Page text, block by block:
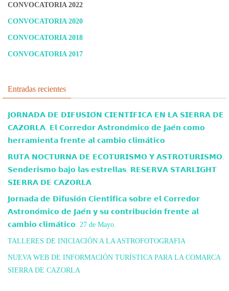
CONVOCATORIA 2022
CONVOCATORIA 2020
CONVOCATORIA 2018
CONVOCATORIA 2017
Entradas recientes
𝗝𝗢𝗥𝗡𝗔𝗗𝗔 𝗗𝗘 𝗗𝗜𝗙𝗨𝗦𝗜𝗢́𝗡 𝗖𝗜𝗘𝗡𝗧𝗜́𝗙𝗜𝗖𝗔 𝗘𝗡 𝗟𝗔 𝗦𝗜𝗘𝗥𝗥𝗔 𝗗𝗘
𝗖𝗔𝗭𝗢𝗥𝗟𝗔. 𝗘𝗹 𝗖𝗼𝗿𝗿𝗲𝗱𝗼𝗿 𝗔𝘀𝘁𝗿𝗼𝗻𝗼́𝗺𝗶𝗰𝗼 𝗱𝗲 𝗝𝗮𝗲́𝗻 𝗰𝗼𝗺𝗼
𝗵𝗲𝗿𝗿𝗮𝗺𝗶𝗲𝗻𝘁𝗮 𝗳𝗿𝗲𝗻𝘁𝗲 𝗮𝗹 𝗰𝗮𝗺𝗯𝗶𝗼 𝗰𝗹𝗶𝗺𝗮́𝘁𝗶𝗰𝗼
𝗥𝗨𝗧𝗔 𝗡𝗢𝗖𝗧𝗨𝗥𝗡𝗔 𝗗𝗘 𝗘𝗖𝗢𝗧𝗨𝗥𝗜𝗦𝗠𝗢 𝗬 𝗔𝗦𝗧𝗥𝗢𝗧𝗨𝗥𝗜𝗦𝗠𝗢.
𝗦𝗲𝗻𝗱𝗲𝗿𝗶𝘀𝗺𝗼 𝗯𝗮𝗷𝗼 𝗹𝗮𝘀 𝗲𝘀𝘁𝗿𝗲𝗹𝗹𝗮𝘀. 𝗥𝗘𝗦𝗘𝗥𝗩𝗔 𝗦𝗧𝗔𝗥𝗟𝗜𝗚𝗛𝗧
𝗦𝗜𝗘𝗥𝗥𝗔 𝗗𝗘 𝗖𝗔𝗭𝗢𝗥𝗟𝗔
𝗝𝗼𝗿𝗻𝗮𝗱𝗮 𝗱𝗲 𝗗𝗶𝗳𝘂𝘀𝗶𝗼́𝗻 𝗖𝗶𝗲𝗻𝘁𝗶́𝗳𝗶𝗰𝗮 𝘀𝗼𝗯𝗿𝗲 𝗲𝗹 𝗖𝗼𝗿𝗿𝗲𝗱𝗼𝗿
𝗔𝘀𝘁𝗿𝗼𝗻𝗼́𝗺𝗶𝗰𝗼 𝗱𝗲 𝗝𝗮𝗲́𝗻 𝘆 𝘀𝘂 𝗰𝗼𝗻𝘁𝗿𝗶𝗯𝘂𝗰𝗶𝗼́𝗻 𝗳𝗿𝗲𝗻𝘁𝗲 𝗮𝗹
𝗰𝗮𝗺𝗯𝗶𝗼 𝗰𝗹𝗶𝗺𝗮́𝘁𝗶𝗰𝗼. 27 de Mayo.
TALLERES DE INICIACIÓN A LA ASTROFOTOGRAFIA
NUEVA WEB DE INFORMACIÓN TURÍSTICA PARA LA COMARCA
SIERRA DE CAZORLA